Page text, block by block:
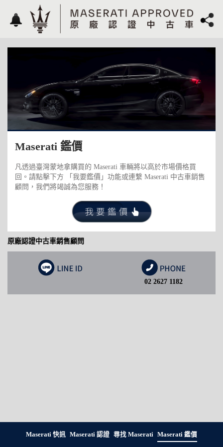
Maserati 鑑價
凡透過臺灣蒙地拿購買的 Maserati 車輛將以高於市場價格買
回。請點擊下方 「我要鑑價」功能或連繫 Maserati 中古車銷售
顧問，我們將竭誠為您服務！
原廠認證中古車銷售顧問
02 2627 1182
Maserati 快訊 Maserati 認證 尋找 Maserati Maserati 鑑價